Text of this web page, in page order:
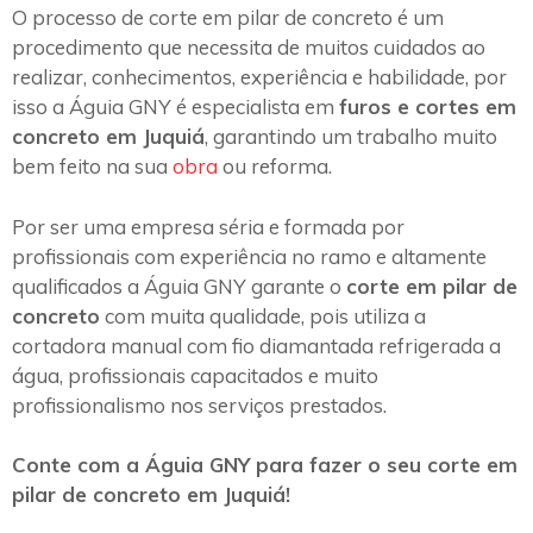
O processo de corte em pilar de concreto é um
procedimento que necessita de muitos cuidados ao
realizar, conhecimentos, experiência e habilidade, por
isso a Águia GNY é especialista em furos e cortes em
concreto em Juquiá, garantindo um trabalho muito
bem feito na sua obra ou reforma.
Por ser uma empresa séria e formada por
profissionais com experiência no ramo e altamente
qualificados a Águia GNY garante o corte em pilar de
concreto com muita qualidade, pois utiliza a
cortadora manual com fio diamantada refrigerada a
água, profissionais capacitados e muito
profissionalismo nos serviços prestados.
Conte com a Águia GNY para fazer o seu corte em
pilar de concreto em Juquiá!